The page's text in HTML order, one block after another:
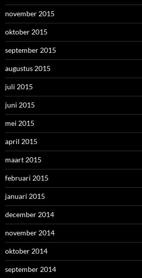
november 2015
oktober 2015
september 2015
augustus 2015
juli 2015
juni 2015
mei 2015
april 2015
maart 2015
februari 2015
januari 2015
december 2014
november 2014
oktober 2014
september 2014